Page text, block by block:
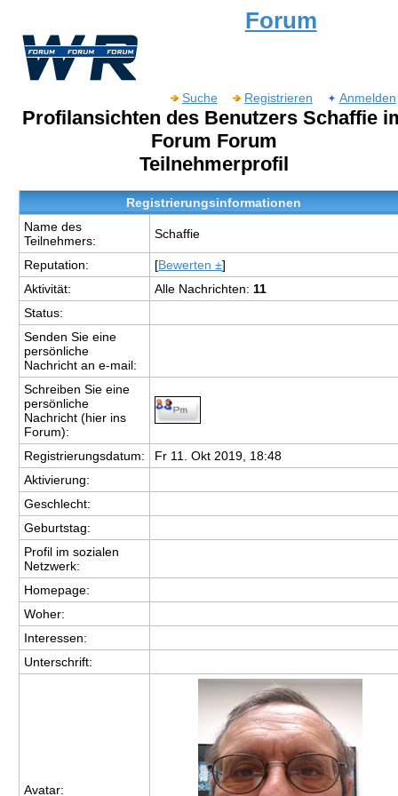
Forum
Suche Registrieren Anmelden
Profilansichten des Benutzers Schaffie
Forum Forum
Teilnehmerprofil
Registrierungsinformationen
Name des
Teilnehmers:
Schaffie
Reputation: [Bewerten ±]
Aktivität:
Alle Nachrichten: 11
Status:
Senden Sie eine
persönliche
Nachricht an e-mail:
Schreiben Sie eine
persönliche
Nachricht (hier ins
Forum):
Registrierungsdatum:
Fr 11. Okt 2019, 18:48
Aktivierung:
Geschlecht:
Geburtstag:
Profil im sozialen
Netzwerk:
Homepage:
Woher:
Interessen:
Unterschrift:
Avatar: